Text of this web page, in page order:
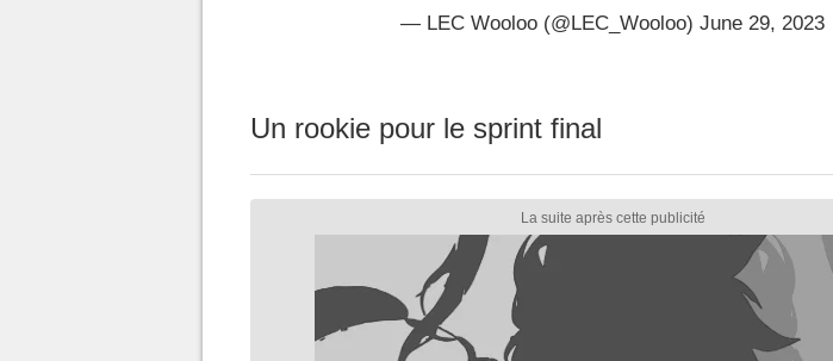
— LEC Wooloo (@LEC_Wooloo) June 29, 2023
Un rookie pour le sprint final